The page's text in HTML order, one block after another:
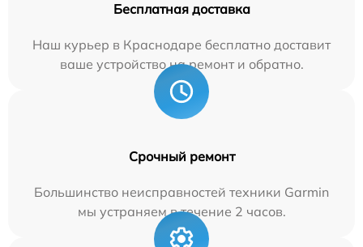
Бесплатная доставка
Наш курьер в Краснодаре бесплатно доставит
ваше устройство на ремонт и обратно.
Срочный ремонт
Большинство неисправностей техники Garmin
мы устраняем в течение 2 часов.